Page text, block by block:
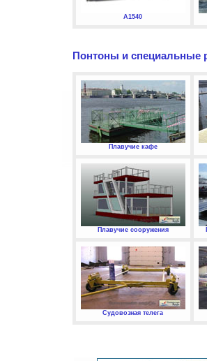
А1540
Понтоны и специальные
Плавучие кафе
Плавучие сооружения
Судовозная телега